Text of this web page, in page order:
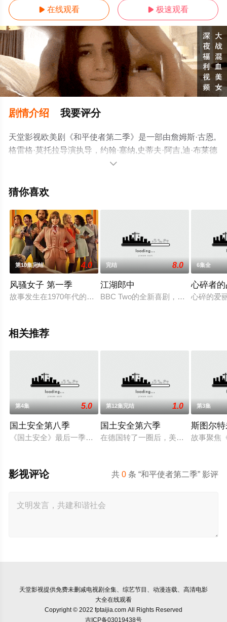
 在线观看  极速观看
剧情介绍 我要评分
天堂影视欧美剧《和平使者第二季》是一部由詹姆斯·古恩,
格雷格·莫托拉导演执导，约翰·塞纳,史蒂夫·阿吉,迪·布莱德
利·贝克,丹妮尔·布鲁克斯,詹尼佛·霍兰德,弗兰克·格里罗,肖
小德里克·古德曼,多里安·金吉,恩胡特·黎,阿妮萨·马特洛克,
斯,泰勒·圣克莱尔,布兰登·斯坦利等演员精彩演绎的美国电
视剧，大结局剧情已揭晓（已完结），手机免费观看高清
无删减完整版电视剧全集就上天堂电影网，更多相关信息
可移步至豆瓣电视剧、电视猫或剧情网等平台了解。

猜你喜欢
第10集完结 4.0
风骚女子 第一季
故事发生在1970年代的洛杉矶，Joyce 是一名非常认真的年轻女
完结 8.0
江湖郎中
BBC Two的全新喜剧，以维多利亚
6集全
心碎者
心碎的爱
相关推荐
第4集 5.0
国土安全第八季
《国土安全》最后一季开播延迟。第8季本来已宣布今年6月开播
第12集完结 1.0
国土安全第六季
在德国转了一圈后，美剧《国土安全
第3集
斯图尔
故事聚焦
共0 条 “和平使者第二季” 影评
影视评论
天堂影视提供免费未删减电视剧全集、综艺节目、动漫连载、高清电影
大全在线观看
Copyright © 2022 fptaijia.com All Rights Reserved
吉ICP备03019438号